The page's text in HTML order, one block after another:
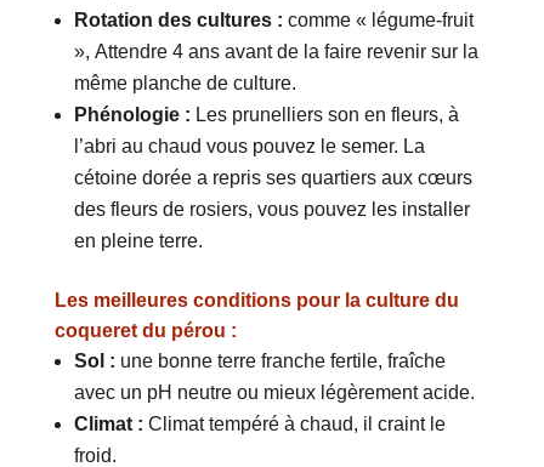
Rotation des cultures : comme « légume-fruit
», Attendre 4 ans avant de la faire revenir sur la
même planche de culture.
Phénologie : Les prunelliers son en fleurs, à
l’abri au chaud vous pouvez le semer. La
cétoine dorée a repris ses quartiers aux cœurs
des fleurs de rosiers, vous pouvez les installer
en pleine terre.
Les meilleures conditions pour la culture du
coqueret du pérou :
Sol : une bonne terre franche fertile, fraîche
avec un pH neutre ou mieux légèrement acide.
Climat : Climat tempéré à chaud, il craint le
froid.